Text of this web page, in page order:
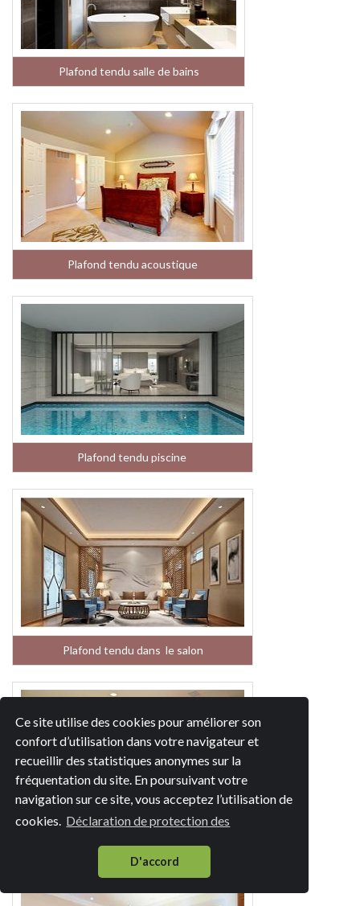
Ce site utilise des cookies pour améliorer son
confort d’utilisation dans votre navigateur et
recueillir des statistiques anonymes sur la
fréquentation du site. En poursuivant votre
navigation sur ce site, vous acceptez l’utilisation de
cookies. Déclaration de protection des
D'accord
Plafond tendu salle de bains
Plafond tendu acoustique
Plafond tendu piscine
Plafond tendu dans le salon
Plafond tendu dans la cuisine